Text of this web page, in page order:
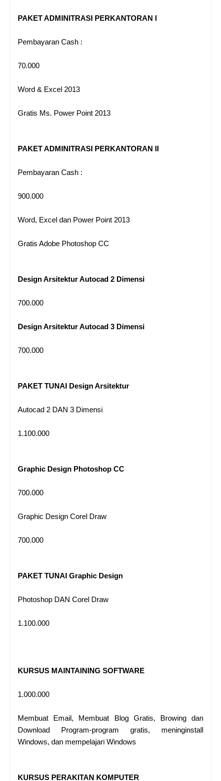
PAKET ADMINITRASI PERKANTORAN I
Pembayaran Cash :
70.000
Word & Excel 2013
Gratis Ms. Power Point 2013
PAKET ADMINITRASI PERKANTORAN II
Pembayaran Cash :
900.000
Word, Excel dan Power Point 2013
Gratis Adobe Photoshop CC
Design Arsitektur Autocad 2 Dimensi
700.000
Design Arsitektur Autocad 3 Dimensi
700.000
PAKET TUNAI Design Arsitektur
Autocad 2 DAN 3 Dimensi
1.100.000
Graphic Design Photoshop CC
700.000
Graphic Design Corel Draw
700.000
PAKET TUNAI Graphic Design
Photoshop DAN Corel Draw
1.100.000
KURSUS MAINTAINING SOFTWARE
1.000.000
Membuat Email, Membuat Blog Gratis, Browing dan
Download Program-program gratis, meninginstall
Windows, dan mempelajari Windows
KURSUS PERAKITAN KOMPUTER